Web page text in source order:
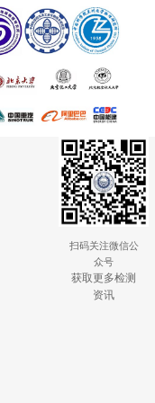
扫码关注微信公
众号
获取更多检测
资讯